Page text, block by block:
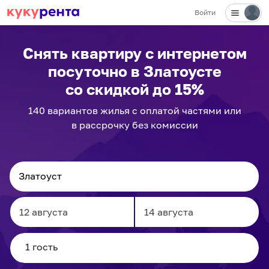
Войти
Снять квартиру с интернетом
посуточно в Златоусте
со скидкой до 15%
140 вариантовжилья с оплатой частями или
в рассрочку без комиссии
Navigate
forward
to
Navigate
to
✕